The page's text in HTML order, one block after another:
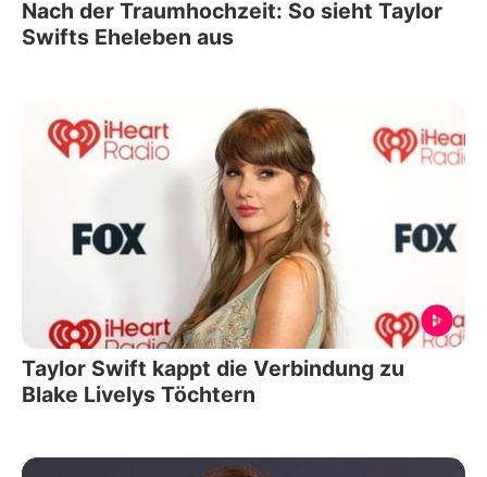
Nach der Traumhochzeit: So sieht Taylor
Swifts Eheleben aus
Taylor Swift kappt die Verbindung zu
Blake Livelys Töchtern